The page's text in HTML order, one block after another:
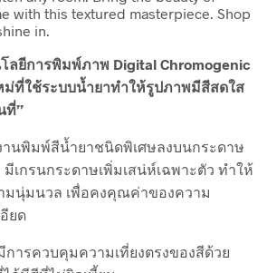
with this textured masterpiece. Shop
in.
ลยีการพิมพ์ภาพ Digital Chromogenic
ม่ที่ใช้ระบบน้ำยาทำให้รูปภาพมีสีสดใส
ที่”
านพิมพ์สีน้ำยาชนิดพิเศษลงบนกระดาษ
มีเกรนกระดาษเพิ่มเสน่ห์เฉพาะตัว ทำให้
นุ่มนวล เพื่อคงคุณค่าของความ
ยด
การควบคุมความเที่ยงตรงของสีด้วย